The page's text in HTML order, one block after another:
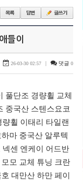
들이
26-03-30 02:57 | 댓글 0
풀단조 경량휠 교체
중국산 스텐스요코
휠 이태리 타일랜
마 중국산 알루텍
센 엔케이 어드반
모 교체 튜닝 크란
대만산 하만 페이